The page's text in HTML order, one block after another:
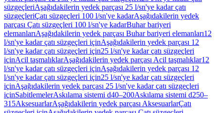
süzgeçleriAşağıdakilerin yedek parçası 25 l/sn'ye kadar çatı
süzgeçleriÇatı süzgeçleri 100 l/sn'ye kadarAşağıdakilerin yedek
parçası Çatı süzgeçleri 100 l/sn'ye kadarBuhar bariyeri
elemanlarıAşağıdakilerin yedek parçası Buhar bariyeri elemanları12
l/sn'ye kadar çatı süzgeçleri içinAşağıdakilerin yedek parçası 12
l/sn'ye kadar çatı süzgeçleri için25 l/sn'ye kadar çatı süzgeçleri
içinAcil taşmalıklarAşağıdakilerin yedek parçası Acil taşmalıklar12
l/sn'ye kadar çatı süzgeçleri içinAşağıdakilerin yedek parçası 12
l/sn'ye kadar çatı süzgeçleri için25 l/sn'ye kadar çatı süzgeçleri
içinAşağıdakilerin yedek parçası 25 l/sn'ye kadar çatı süzgeçleri
içinSabitlemelerAskılama sistemi d40–200Askılama sistemi d250–
315AksesuarlarAşağıdakilerin yedek parçası AksesuarlarÇatı